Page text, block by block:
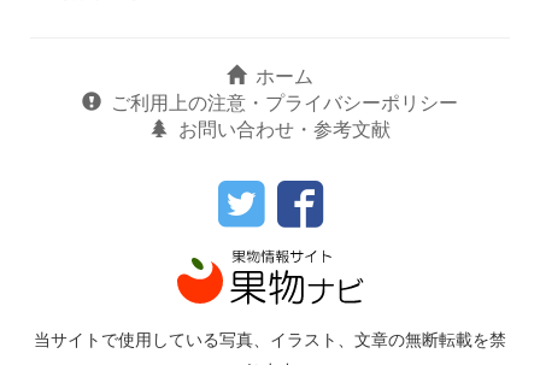
ホーム
ご利用上の注意・プライバシーポリシー
お問い合わせ・参考文献
当サイトで使用している写真、イラスト、文章の無断転載を禁